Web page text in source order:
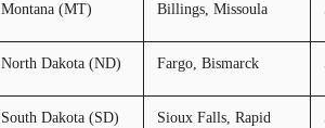
Montana (MT) Billings, Missoula
North Dakota (ND) Fargo, Bismarck
South Dakota (SD)
Sioux Falls, Rapid